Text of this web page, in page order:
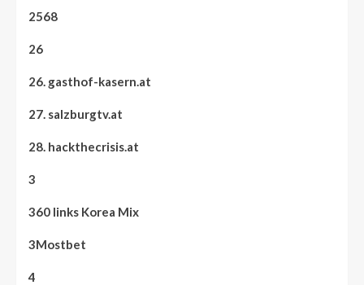
2568
26
26. gasthof-kasern.at
27. salzburgtv.at
28. hackthecrisis.at
3
360 links Korea Mix
3Mostbet
4